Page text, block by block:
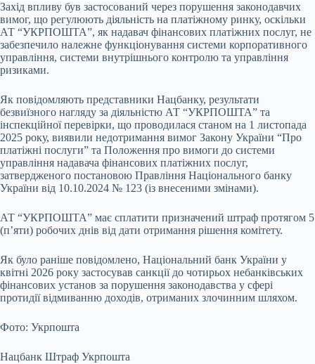
Захід впливу був застосований через порушення законодавчих
вимог, що регулюють діяльність на платіжному ринку, оскільки
АТ “УКРПОШТА”, як надавач фінансових платіжних послуг, не
забезпечило належне функціонування системи корпоративного
управління, системи внутрішнього контролю та управління
ризиками.
Як повідомляють представники Нацбанку, результати
безвиїзного нагляду за діяльністю АТ “УКРПОШТА” та
інспекційної перевірки, що проводилася станом на 1 листопада
2025 року, виявили недотримання вимог Закону України “Про
платіжні послуги” та Положення про вимоги до системи
управління надавача фінансових платіжних послуг,
затвердженого постановою Правління Національного банку
України від 10.10.2024 № 123 (із внесеними змінами).
АТ “УКРПОШТА” має сплатити призначений штраф протягом 5
(п’яти) робочих днів від дати отримання рішення комітету.
Як було раніше повідомлено, Національний банк України у
квітні 2026 року застосував санкції до чотирьох небанківських
фінансових установ за порушення законодавства у сфері
протидії відмиванню доходів, отриманих злочинним шляхом.
Фото: Укрпошта
Нацбанк Штраф Укрпошта